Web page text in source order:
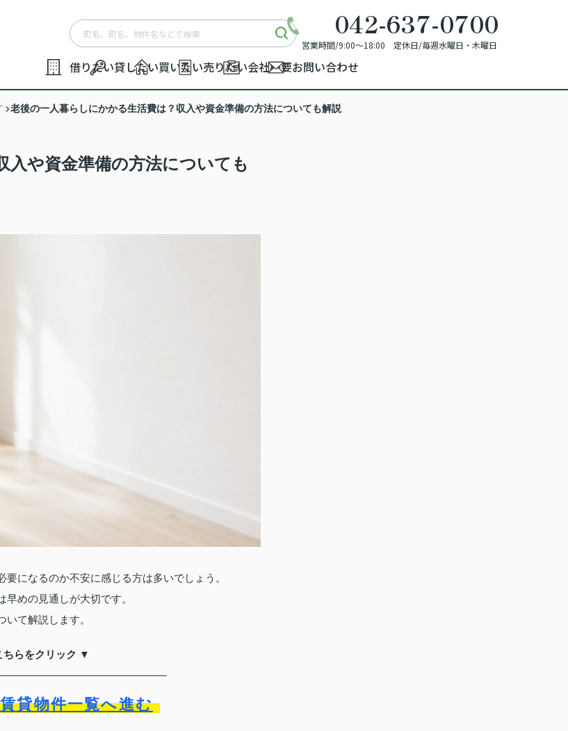
042-637-0700
営業時間/9:00～18:00 定休日/毎週水曜日・木曜日
借りたい貸したい買いたい売りたい会社概要お問い合わせ
老後の一人暮らしにかかる生活費は？収入や資金準備の方法についても解説
入や資金準備の方法についても
になるのか不安に感じる方は多いでしょう。
めの見通しが大切です。
て解説します。
ちらをクリック ▼
貸物件一覧へ進む